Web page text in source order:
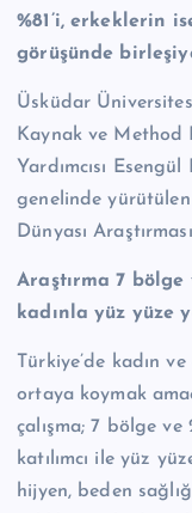
%81’i, erkeklerin
görüşünde
Üsküdar
Kaynak ve Method
Yardımcısı
genelinde yürütülen
Dünyası
Araştırma 7 bölge
kadınla yüz yüze
Türkiye’de kadın
ortaya koymak
çalışma; 7 bölge ve
katılımcı ile yüz
hijyen, beden